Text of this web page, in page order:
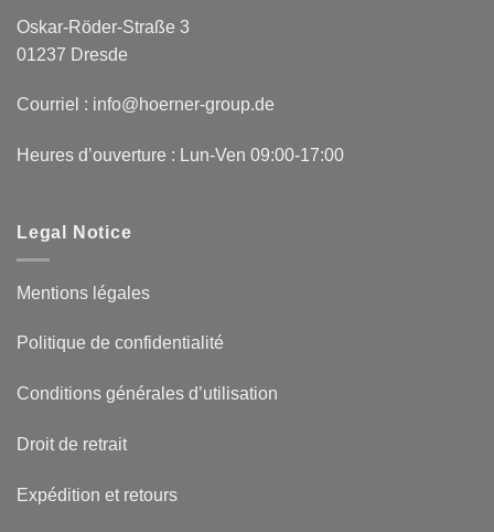
Oskar-Röder-Straße 3
01237 Dresde
Courriel : info@hoerner-group.de
Heures d’ouverture : Lun-Ven 09:00-17:00
Legal Notice
Mentions légales
Politique de confidentialité
Conditions générales d’utilisation
Droit de retrait
Expédition et retours